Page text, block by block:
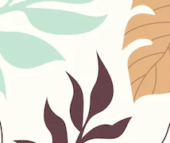
criativa para você direcionar
trabalho. Mais de 1 milhão de
entre criativos, empresas,
estúdios.